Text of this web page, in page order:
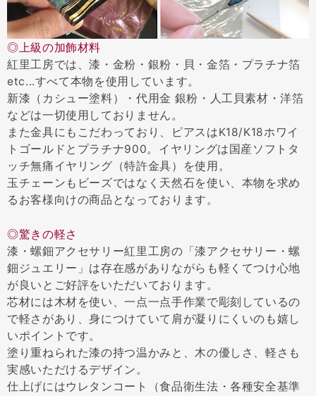
◎上級の加飾材料
紅里工房では、漆・金粉・銀粉・貝・金箔・プラチナ箔
etc...すべて本物を使用しています。
新漆（カシュー塗料）・代用金 銀粉・人工貝素材・洋箔
などは一切使用しておりません。
また金具にもこだわっており、ピアスはK18/K18ホワイ
トゴールドとプラチナ900。イヤリングは国産ソフトタ
ッチ無痛イヤリング（特許金具）を使用。
玉チェーンもビーズではなく天然石を使い、本物を求め
るお客様向けの商品となっております。
◎驚きの軽さ
漆・螺鈿アクセサリー紅里工房の「漆アクセサリー・螺
鈿ジュエリー」は存在感がありながらも軽くてつけ心地
が良いとご好評をいただいております。
芯材には木材を使い、一点一点手作業で彫刻しているの
で軽さがあり、身につけていて肩が凝りにくいのも嬉し
いポイントです。
塗り重ねられた漆の持つ温かみと、木の優しさ、軽さも
実感いただけるデザイン。
仕上げにはウレタンコート（食品衛生法・各種安全基準